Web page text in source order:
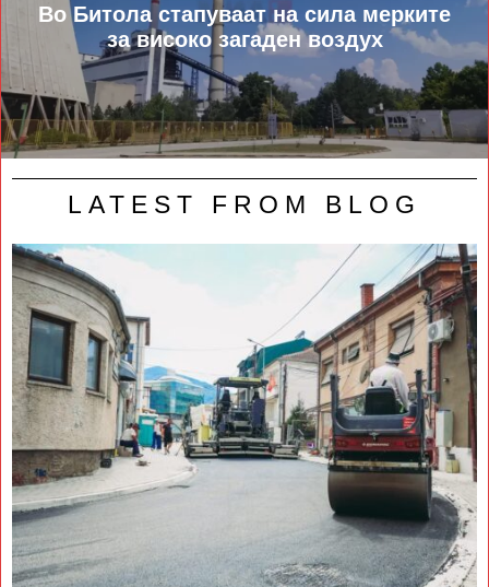
Во Битола стапуваат на сила мерките
за високо загаден воздух
LATEST FROM BLOG